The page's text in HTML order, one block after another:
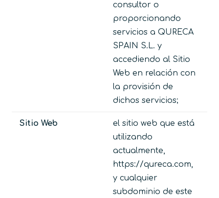
consultor o
proporcionando
servicios a QURECA
SPAIN S.L. y
accediendo al Sitio
Web en relación con
la provisión de
dichos servicios;
Sitio Web
el sitio web que está
utilizando
actualmente,
https://qureca.com,
y cualquier
subdominio de este